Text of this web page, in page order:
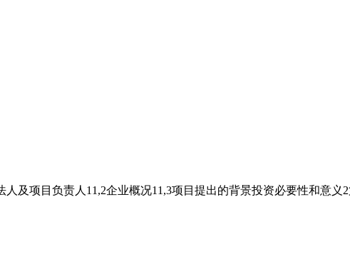
及项目负责人11,2企业概况11,3项目提出的背景投资必要性和意义